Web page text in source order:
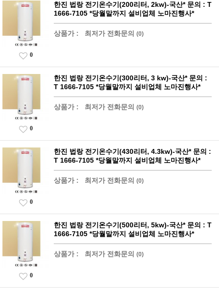
한진 법랑 전기온수기(200리터, 2kw)-국산* 문의 : T
1666-7105 *당월말까지 설비업체 노마진행사*
상품가 : 최저가 전화문의 (0)
0
한진 법랑 전기온수기(300리터, 3 kw)-국산* 문의 :
T 1666-7105 *당월말까지 설비업체 노마진행사*
상품가 : 최저가 전화문의 (0)
0
한진 법랑 전기온수기(430리터, 4.3kw)-국산* 문의 :
T 1666-7105 *당월말까지 설비업체 노마진행사*
상품가 : 최저가 전화문의 (0)
0
한진 법랑 전기온수기(500리터, 5kw)-국산* 문의 : T
1666-7105 *당월말까지 설비업체 노마진행사*
상품가 : 최저가 전화문의 (0)
0